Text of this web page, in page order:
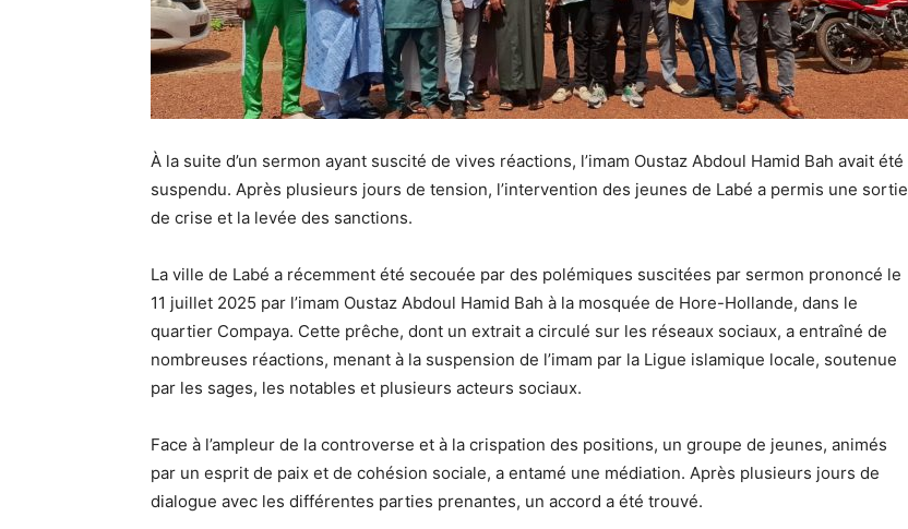
À la suite d’un sermon ayant suscité de vives réactions, l’imam Oustaz Abdoul Hamid Bah avait été
suspendu. Après plusieurs jours de tension, l’intervention des jeunes de Labé a permis une sortie
de crise et la levée des sanctions.
La ville de Labé a récemment été secouée par des polémiques suscitées par sermon prononcé le
11 juillet 2025 par l’imam Oustaz Abdoul Hamid Bah à la mosquée de Hore-Hollande, dans le
quartier Compaya. Cette prêche, dont un extrait a circulé sur les réseaux sociaux, a entraîné de
nombreuses réactions, menant à la suspension de l’imam par la Ligue islamique locale, soutenue
par les sages, les notables et plusieurs acteurs sociaux.
Face à l’ampleur de la controverse et à la crispation des positions, un groupe de jeunes, animés
par un esprit de paix et de cohésion sociale, a entamé une médiation. Après plusieurs jours de
dialogue avec les différentes parties prenantes, un accord a été trouvé.